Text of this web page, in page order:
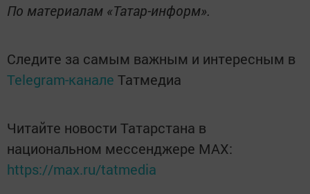
По материалам «Татар-информ».
Следите за самым важным и интересным в
Telegram-канале Татмедиа
Читайте новости Татарстана в
национальном мессенджере MАХ:
https://max.ru/tatmedia